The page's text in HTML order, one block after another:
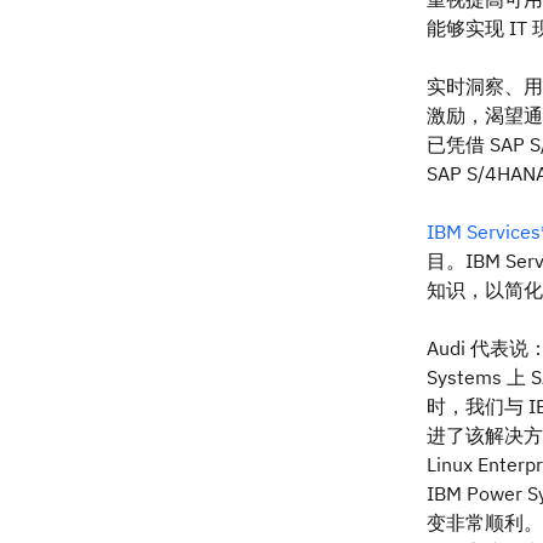
能够实现 IT
实时洞察、
激励，渴望
已凭借 SAP
SAP S/
IBM
目。IBM
知识，以简
Audi 代表说
Systems 上
时，我们与
进了该解决
Linux
IBM Power
变非常顺利